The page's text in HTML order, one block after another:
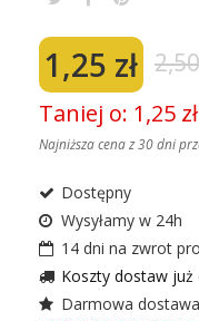
1,25 zł
Taniej o: 1,25 zł
Najniższa cena z 30 dni
Dostępny
Wysyłamy w 24h
14 dni na zwrot
Koszty dostaw już
Darmowa